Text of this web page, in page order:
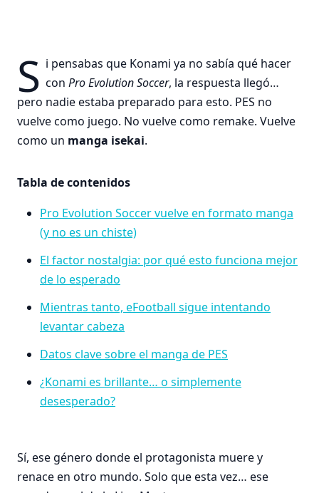
S i pensabas que Konami ya no sabía qué hacer
conPro Evolution Soccer, la respuesta llegó…
pero nadie estaba preparado para esto. PES no
vuelve como juego. No vuelve como remake. Vuelve
como un manga isekai.
Tabla de contenidos
Pro Evolution Soccer vuelve en formato manga
(y no es un chiste)
El factor nostalgia: por qué esto funciona mejor
de lo esperado
Mientras tanto, eFootball sigue intentando
levantar cabeza
Datos clave sobre el manga de PES
¿Konami es brillante… o simplemente
desesperado?
Sí, ese género donde el protagonista muere y
renace en otro mundo. Solo que esta vez… ese